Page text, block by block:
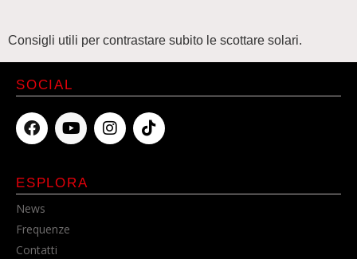
Consigli utili per contrastare subito le scottare solari.
ESPLORA
News
Frequenze
Contatti
SOCIAL